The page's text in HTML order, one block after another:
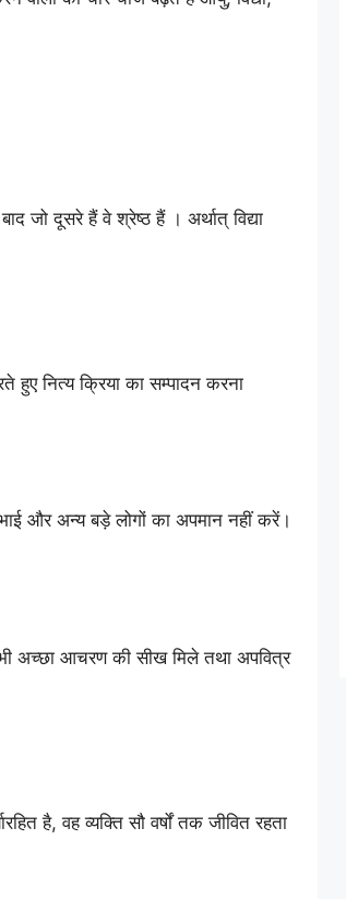
जो दूसरे हैं वे श्रेष्ठ हैं । अर्थात् विद्या
हुए नित्य क्रिया का सम्पादन करना
और अन्य बड़े लोगों का अपमान नहीं करें।
अच्छा आचरण की सीख मिले तथा अपवित्र
है, वह व्यक्ति सौ वर्षों तक जीवित रहता